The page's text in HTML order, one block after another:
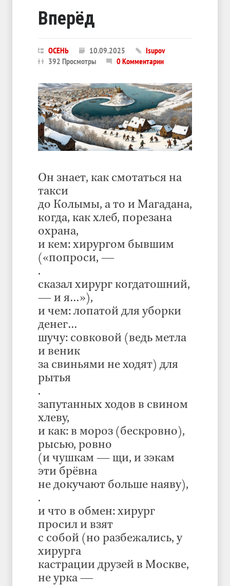
Вперёд
ОСЕНЬ 10.09.2025
Isupov
392 Просмотры
0 Комментарии
Он знает, как смотаться на
такси
до Колымы, а то и Магадана,
когда, как хлеб, порезана
охрана,
и кем: хирургом бывшим
(«попроси, —
.
сказал хирург когдатошний,
— и я…»),
и чем: лопатой для уборки
денег…
шучу: совковой (ведь метла
и веник
за свиньями не ходят) для
рытья
.
запутанных ходов в свином
хлеву,
и как: в мороз (бескровно),
рысью, ровно
(и чушкам — щи, и зэкам
эти брёвна
не докучают больше наяву),
.
и что в обмен: хирург
просил и взят
с собой (но разбежались, у
хирурга
кастрации друзей в Москве,
не урка —